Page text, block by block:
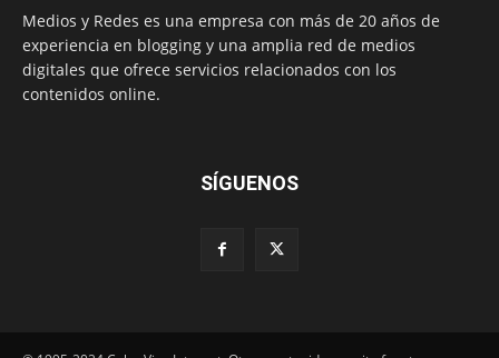
Medios y Redes es una empresa con más de 20 años de
experiencia en blogging y una amplia red de medios
digitales que ofrece servicios relacionados con los
contenidos online.
SÍGUENOS